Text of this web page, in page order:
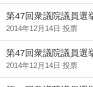
第47回衆議院議員選
2014年12月14日 投票
第47回衆議院議員選
2014年12月14日 投票